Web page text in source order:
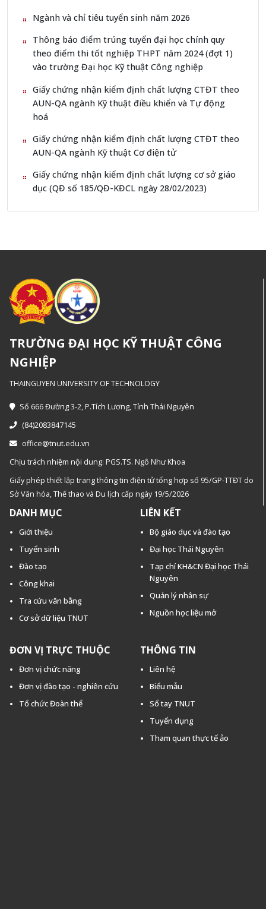
Ngành và chỉ tiêu tuyển sinh năm 2026
Thông báo điểm trúng tuyển đại học chính quy
theo điểm thi tốt nghiệp THPT năm 2024 (đợt 1)
vào trường Đại học Kỹ thuật Công nghiệp
Giấy chứng nhận kiểm định chất lượng CTĐT theo
AUN-QA ngành Kỹ thuật điều khiển và Tự động
hoá
Giấy chứng nhận kiểm định chất lượng CTĐT theo
AUN-QA ngành Kỹ thuật Cơ điện tử
Giấy chứng nhận kiểm định chất lượng cơ sở giáo
dục (QĐ số 185/QĐ-KĐCL ngày 28/02/2023)
TRƯỜNG ĐẠI HỌC KỸ THUẬT CÔNG
NGHIỆP
THAINGUYEN UNIVERSITY OF TECHNOLOGY
Số 666 Đường 3-2, P.Tích Lương, Tỉnh Thái Nguyên
(84)2083847145
office@tnut.edu.vn
Chịu trách nhiệm nội dung: PGS.TS. Ngô Như Khoa
Giấy phép thiết lập trang thông tin điện tử tổng hợp số 95/GP-TTĐT do
Sở Văn hóa, Thế thao và Du lịch cấp ngày 19/5/2026
DANH MỤC
Giới thiệu
Tuyển sinh
Đào tạo
Công khai
Tra cứu văn bằng
Cơ sở dữ liệu TNUT
LIÊN KẾT
Bộ giáo dục và đào tạo
Đại học Thái Nguyên
Tạp chí KH&CN Đại học Thái
Nguyên
Quản lý nhân sự
Nguồn học liệu mở
ĐƠN VỊ TRỰC THUỘC
Đơn vị chức năng
Đơn vị đào tạo - nghiên cứu
Tổ chức Đoàn thể
THÔNG TIN
Liên hệ
Biểu mẫu
Sổ tay TNUT
Tuyển dụng
Tham quan thực tế ảo